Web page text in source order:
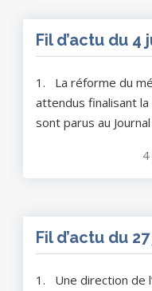
Fil d’actu du 4
1. La réforme du
attendus finalisant
sont parus au
Fil d’actu du
1. Une direction de